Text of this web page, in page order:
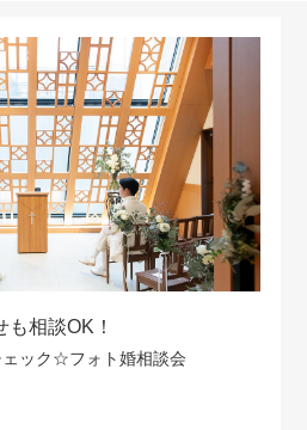
相談OK！
ェック☆フォト婚相談会